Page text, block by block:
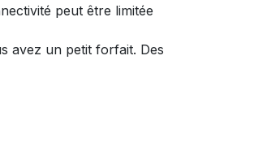
peut être limitée
avez un petit forfait. Des